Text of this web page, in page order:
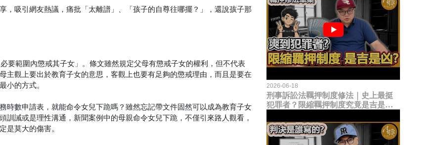
，吸引網友熱議，痛批「太離譜」、「孩子的自尊往哪擺？」，還說孩子那
要範圍內懲戒其子女」。條文雖然規定父母有懲戒子女的權利，但不代表
主觀上要出於教育子女的意思，客觀上也要有足夠的懲戒理由，而且是要在
小的方式。
時數申請表，就能命令女兒下跪嗎？雖然忘記帶文件固然可以成為教育子女
誡或是理性溝通，新聞案例中的母親命令女兒下跪，不僅引來路人觀看，
是莫大的傷害。
2026-06-18
刑事訴訟法羈押制度修法｜史上最挺
犯罪者？限縮羈押制度究竟是吉是